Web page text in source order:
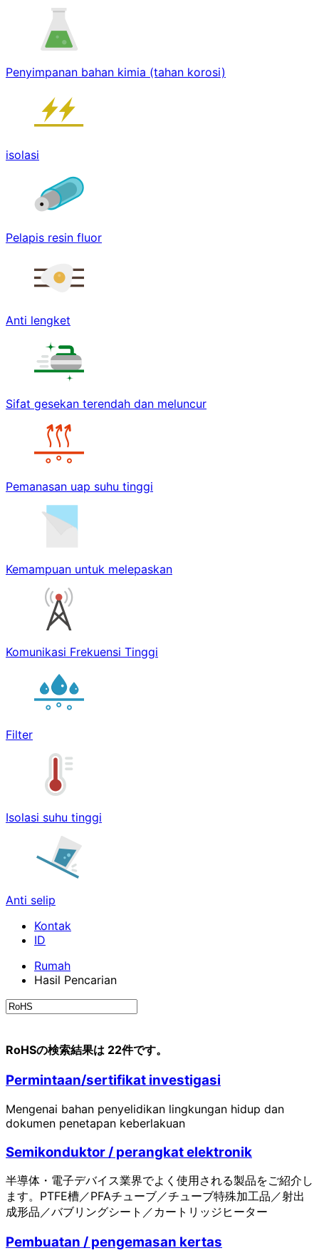
Penyimpanan bahan kimia (tahan korosi)
isolasi
Pelapis resin fluor
Anti lengket
Sifat gesekan terendah dan meluncur
Pemanasan uap suhu tinggi
Kemampuan untuk melepaskan
Komunikasi Frekuensi Tinggi
Filter
Isolasi suhu tinggi
Anti selip
Kontak
Rumah
Hasil Pencarian
RoHSの検索結果は 22件です。
Permintaan/sertifikat investigasi
Mengenai bahan penyelidikan lingkungan hidup dan
dokumen penetapan keberlakuan
Semikonduktor / perangkat elektronik
半導体・電子デバイス業界でよく使用される製品をご紹介し
ます。PTFE槽／PFAチューブ／チューブ特殊加工品／射出
成形品／バブリングシート／カートリッジヒーター
Pembuatan / pengemasan kertas